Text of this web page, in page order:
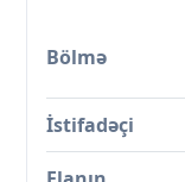
Bölmə
İstifadəçi